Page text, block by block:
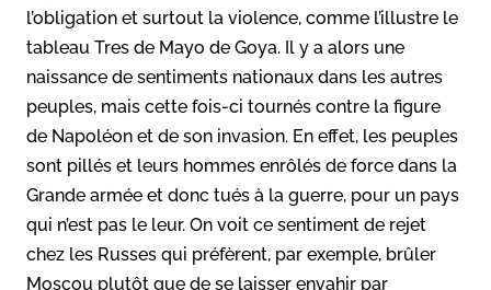
l’obligation et surtout la violence, comme l’illustre le
tableau Tres de Mayo de Goya. Il y a alors une
naissance de sentiments nationaux dans les autres
peuples, mais cette fois-ci tournés contre la figure
de Napoléon et de son invasion. En effet, les peuples
sont pillés et leurs hommes enrôlés de force dans la
Grande armée et donc tués à la guerre, pour un pays
qui n’est pas le leur. On voit ce sentiment de rejet
chez les Russes qui préfèrent, par exemple, brûler
Moscou plutôt que de se laisser envahir par